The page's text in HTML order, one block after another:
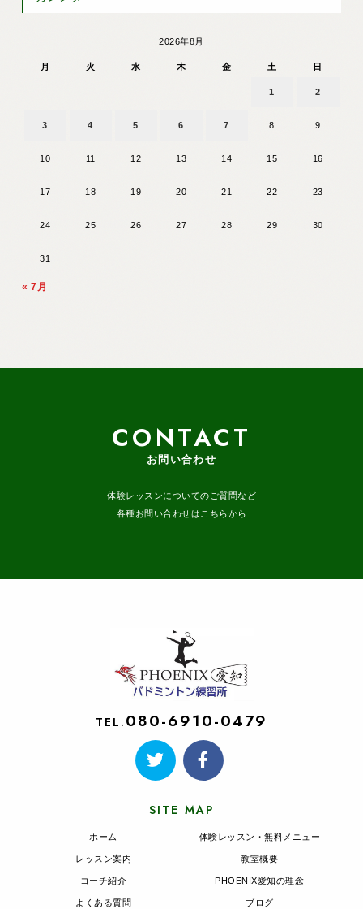
2026年8月
月 火 水 木 金 土 日
1 2
3 4 5 6 7 8 9
10 11 12 13 14 15 16
17 18 19 20 21 22 23
24 25 26 27 28 29 30
31
« 7月
CONTACT
お問い合わせ
体験レッスンについてのご質問など
各種お問い合わせはこちらから
TEL. 080-6910-0479
SITE MAP
ホーム
レッスン案内
コーチ紹介
よくある質問
体験レッスン・無料メニュー
教室概要
PHOENIX愛知の理念
ブログ